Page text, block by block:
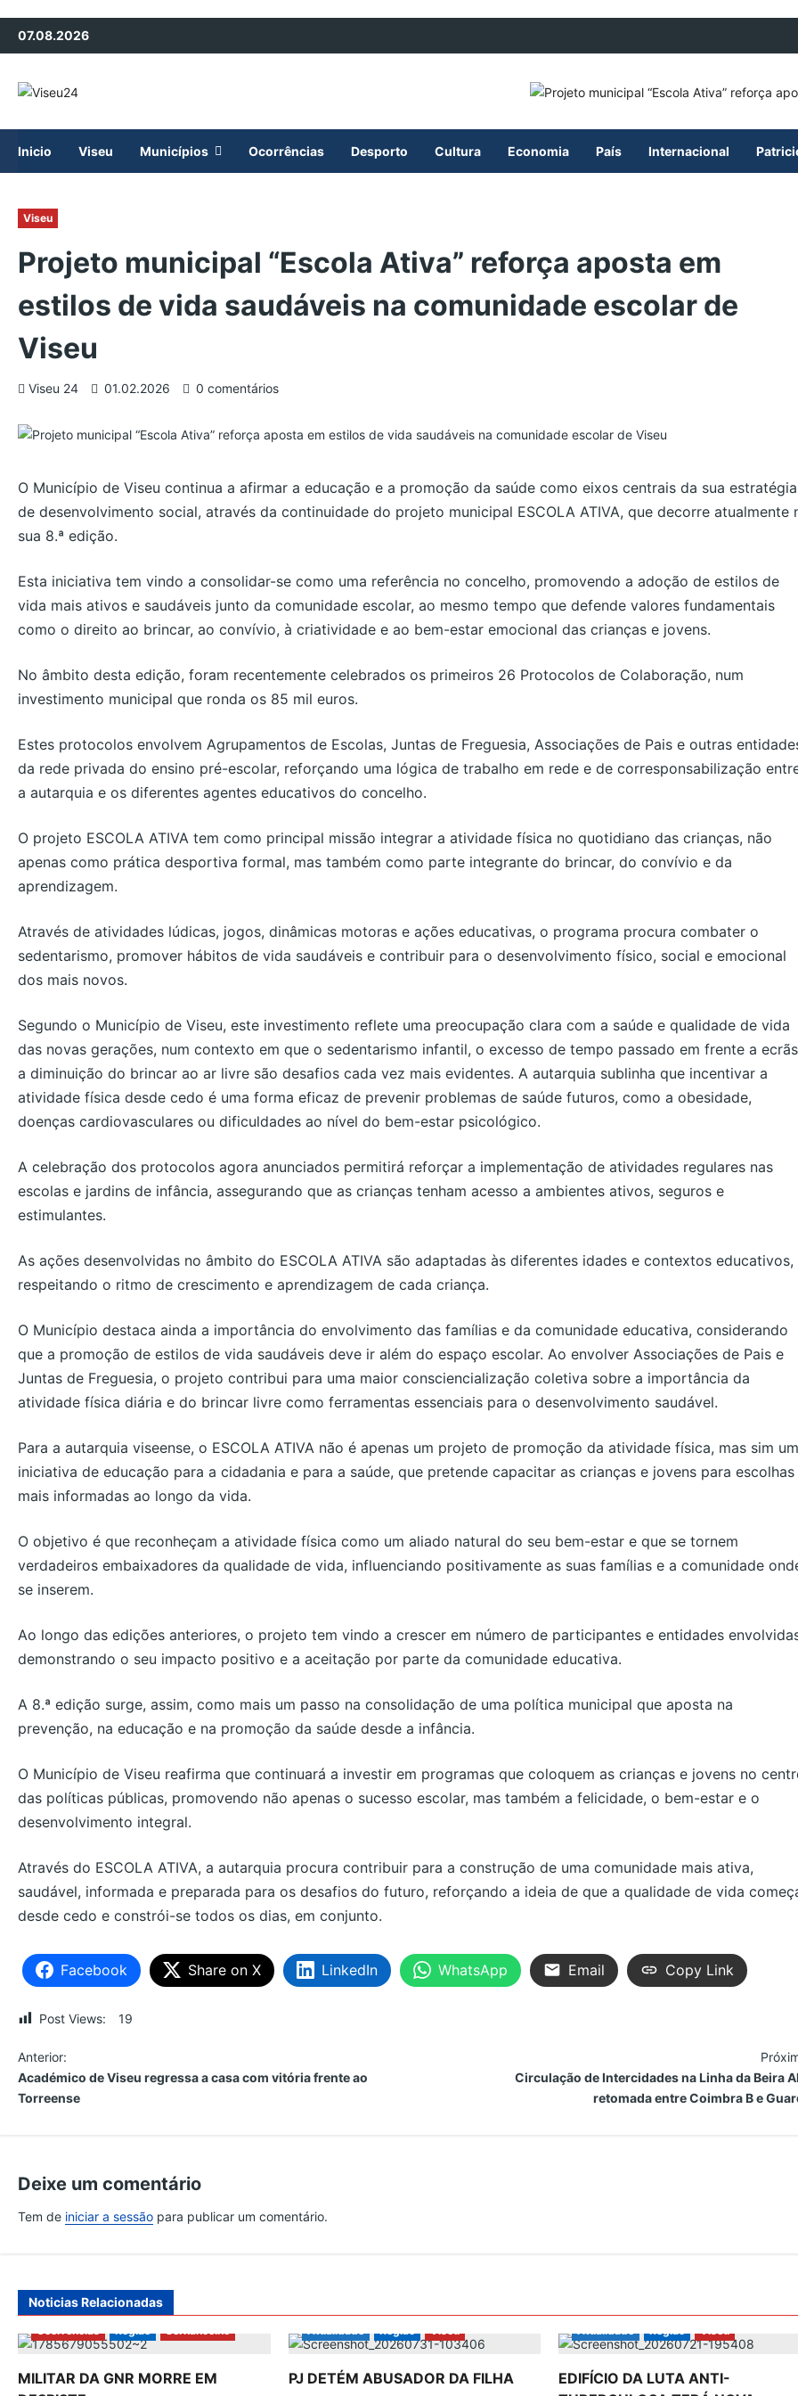
Avançar
conteúdo
07.08.2026
Inicio Viseu Municípios Ocorrências Desporto Cultura Economia País Internacional
Viseu
Projeto municipal “Escola Ativa” reforça aposta em
estilos de vida saudáveis na comunidade escolar de
Viseu
Viseu 24 01.02.2026 0 comentários
O Município de Viseu continua a afirmar a educação e a promoção da saúde como eixos centrais da sua estratégia
de desenvolvimento social, através da continuidade do projeto municipal ESCOLA ATIVA, que decorre atualmente
sua 8.ª edição.
Esta iniciativa tem vindo a consolidar-se como uma referência no concelho, promovendo a adoção de estilos de
vida mais ativos e saudáveis junto da comunidade escolar, ao mesmo tempo que defende valores fundamentais
como o direito ao brincar, ao convívio, à criatividade e ao bem-estar emocional das crianças e jovens.
No âmbito desta edição, foram recentemente celebrados os primeiros 26 Protocolos de Colaboração, num
investimento municipal que ronda os 85 mil euros.
Estes protocolos envolvem Agrupamentos de Escolas, Juntas de Freguesia, Associações de Pais e outras
da rede privada do ensino pré-escolar, reforçando uma lógica de trabalho em rede e de corresponsabilização
a autarquia e os diferentes agentes educativos do concelho.
O projeto ESCOLA ATIVA tem como principal missão integrar a atividade física no quotidiano das crianças, não
apenas como prática desportiva formal, mas também como parte integrante do brincar, do convívio e da
aprendizagem.
Através de atividades lúdicas, jogos, dinâmicas motoras e ações educativas, o programa procura combater o
sedentarismo, promover hábitos de vida saudáveis e contribuir para o desenvolvimento físico, social e emocional
dos mais novos.
Segundo o Município de Viseu, este investimento reflete uma preocupação clara com a saúde e qualidade de vida
das novas gerações, num contexto em que o sedentarismo infantil, o excesso de tempo passado em frente a
a diminuição do brincar ao ar livre são desafios cada vez mais evidentes. A autarquia sublinha que incentivar a
atividade física desde cedo é uma forma eficaz de prevenir problemas de saúde futuros, como a obesidade,
doenças cardiovasculares ou dificuldades ao nível do bem-estar psicológico.
A celebração dos protocolos agora anunciados permitirá reforçar a implementação de atividades regulares nas
escolas e jardins de infância, assegurando que as crianças tenham acesso a ambientes ativos, seguros e
estimulantes.
As ações desenvolvidas no âmbito do ESCOLA ATIVA são adaptadas às diferentes idades e contextos educativos,
respeitando o ritmo de crescimento e aprendizagem de cada criança.
O Município destaca ainda a importância do envolvimento das famílias e da comunidade educativa, considerando
que a promoção de estilos de vida saudáveis deve ir além do espaço escolar. Ao envolver Associações de Pais e
Juntas de Freguesia, o projeto contribui para uma maior consciencialização coletiva sobre a importância da
atividade física diária e do brincar livre como ferramentas essenciais para o desenvolvimento saudável.
Para a autarquia viseense, o ESCOLA ATIVA não é apenas um projeto de promoção da atividade física, mas sim
iniciativa de educação para a cidadania e para a saúde, que pretende capacitar as crianças e jovens para escolhas
mais informadas ao longo da vida.
O objetivo é que reconheçam a atividade física como um aliado natural do seu bem-estar e que se tornem
verdadeiros embaixadores da qualidade de vida, influenciando positivamente as suas famílias e a comunidade
se inserem.
Ao longo das edições anteriores, o projeto tem vindo a crescer em número de participantes e entidades
demonstrando o seu impacto positivo e a aceitação por parte da comunidade educativa.
A 8.ª edição surge, assim, como mais um passo na consolidação de uma política municipal que aposta na
prevenção, na educação e na promoção da saúde desde a infância.
O Município de Viseu reafirma que continuará a investir em programas que coloquem as crianças e jovens no
das políticas públicas, promovendo não apenas o sucesso escolar, mas também a felicidade, o bem-estar e o
desenvolvimento integral.
Através do ESCOLA ATIVA, a autarquia procura contribuir para a construção de uma comunidade mais ativa,
saudável, informada e preparada para os desafios do futuro, reforçando a ideia de que a qualidade de vida
desde cedo e constrói-se todos os dias, em conjunto.
Facebook Share on X LinkedIn WhatsApp Email Copy Link
Post Views: 19
N
a
e
g
ç
ã
o
Anterior:
Académico de Viseu regressa a casa com vitória frente ao
Torreense
Circulação de Intercidades na Linha da Beira
retomada entre Coimbra B e
Deixe um comentário
Tem de iniciar a sessão para publicar um comentário.
Noticias Relacionadas
MILITAR DA GNR MORRE EM
PJ DETÉM ABUSADOR DA FILHA
EDIFÍCIO DA LUTA ANTI-